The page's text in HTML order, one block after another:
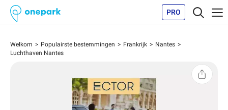
PRO
Welkom Populairste bestemmingen Frankrijk
Nantes
Luchthaven Nantes